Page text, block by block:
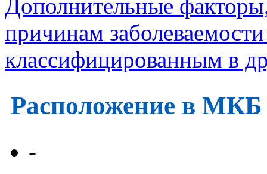
Дополнительные
причинам
классифицированным в
Расположение в
-